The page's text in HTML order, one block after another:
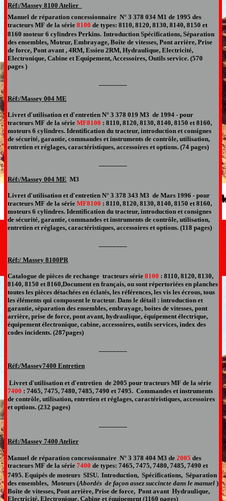
Réf:/Massey 8100 Atelier
Manuel de réparation concessionnaire N° 3 378 034 M1 de 1995 des
tracteurs MF de la série 8100 de types: 8110, 8120, 8130, 8140, 8150 et
8160 moteur 6 cylindres Perkins. Introduction Spécifications, Séparation
des ensembles, Moteur, Embrayage, Boîte de vitesses, Pont arrière, Prise
de force, Pont avant , 4RM, Essieu 2RM, Hydraulique, Electricité,
Electronique, Cabine et Equipement, Accessoires, Outils service. (570
pages )
Réf:/Massey 004 ME
Livret d'utilisation et d'entretien N° 3 378 019 M3 de 1994 - pour
tracteurs MF de la série MF8100 : 8110, 8120, 8130, 8140, 8150 et 8160,
moteurs 6 cylindres. Identification du tracteur, introduction et consignes
de sécurité, garantie, commandes et instruments de contrôle, utilisation,
entretien et réglages, caractéristiques, accessoires et options. (74 pages)
Réf:/Massey 004 ME M3
Livret d'utilisation et d'entretien N° 3 378 343 M3 de Mars 1996 - pour
tracteurs MF de la série MF8100 : 8110, 8120, 8130, 8140, 8150 et 8160,
moteurs 6 cylindres. Identification du tracteur, introduction et consignes
de sécurité, garantie, commandes et instruments de contrôle, utilisation,
entretien et réglages, caractéristiques, accessoires et options. (118 pages)
Réf:/ Massey 8100PR
Catalogue de pièces de rechange tracteurs série 8100 : 8110, 8120, 8130,
8140, 8150 et 8160,Document en français, ou sont répertoriées en planches
toutes les pièces détachées en éclatés, les références, les vis les écrous, tous
les éléments qui composent le tracteur. Dans le détail : introduction et
garantie, séparation des ensembles, embrayage, boites de vitesses, pont
arrière, prise de force, pont avant, hydraulique, équipement électrique,
équipement électronique, cabine, accessoires, outils services, index des
codes incidents. (287pages)
Réf:/Massey7400 Entretien
Livret d'utilisation et d'entretien de 2005 pour tracteurs MF de la série
7400 : 7465, 7475, 7480, 7485, 7490 et 7495. Commandes et instruments
de contrôle, utilisation, entretien et réglages, caractéristiques, accessoires
et options. (232 pages)
Réf:/Massey 7400 Atelier
Manuel de réparation concessionnaire N° 3 378 404 M3 de 2005 des
tracteurs MF de la série 7400 de types: 7465, 7475, 7480, 7485, 7490 et
7495. Equipés de moteurs SISU. Introduction, Spécifications, Séparation
des ensembles, Moteurs (Abordés de façon assez succincte dans le manuel )
Boîte de vitesses, Pont arrière, Prise de force, Pont avant Hydraulique,
Electricité, Electronique, Cabine et équipement (1160 pages)